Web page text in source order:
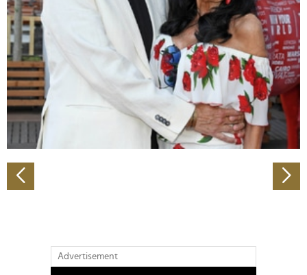
Wir verwenden Cookies, um Inhalte und Anzeigen zu
personalisieren, Funktionen für soziale Medien anbieten
zu können und die Zugriffe auf unsere Website zu
analysieren. Außerdem geben wir Informationen zu Ihrer
Verwendung unserer Website an unsere Partner für
soziale Medien, Werbung und Analysen weiter. Unsere
Partner führen diese Informationen möglicherweise mit
weiteren Daten zusammen, die Sie ihnen bereitgestellt
gesammelt haben.
Advertisement